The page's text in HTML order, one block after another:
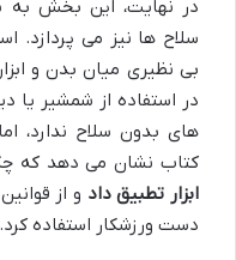
در نهایت، این بخش به
سلاح ها نیز می پردازد.
بی نظیری میان بدن و
در استفاده از شمشیر یا
های بدون سلاح ندارد،
کتاب نشان می دهد که
ابزار تطبیق داد و از
دست ورزشکار استفاده کرد.